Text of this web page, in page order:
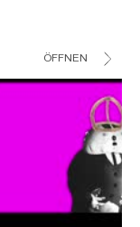
ÖFFNEN